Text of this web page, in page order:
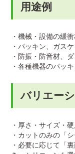
用途例
・機械・設備の緩
・パッキン、ガス
・防振・防音材、
・各種機器のパッ
バリエー
・厚さ・サイズ・
・カットのみの「
・必要に応じて「